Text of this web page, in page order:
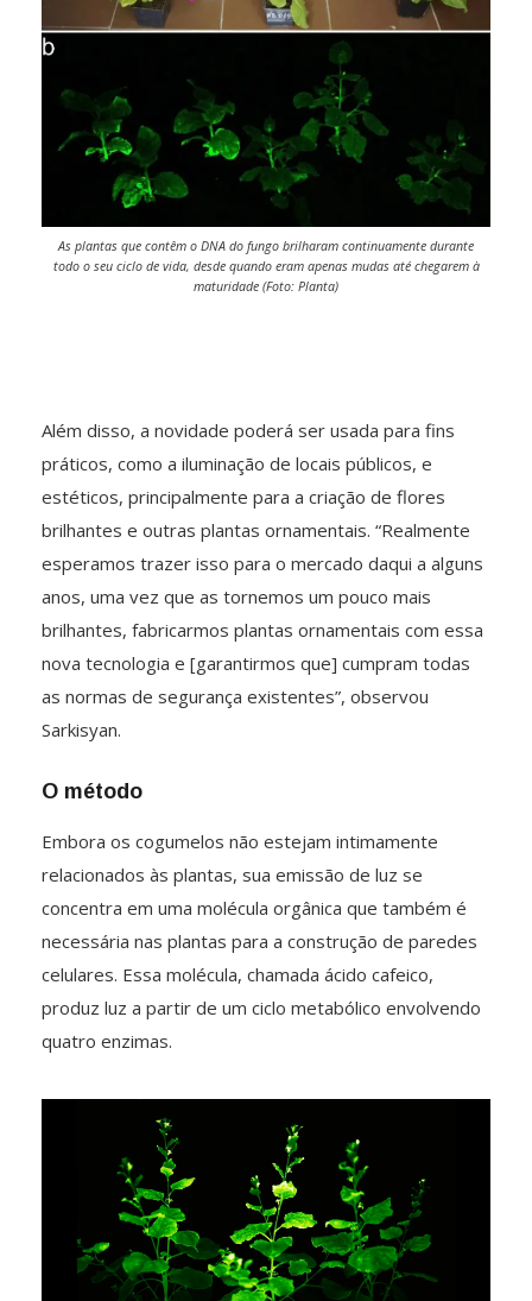
As plantas que contêm o DNA do fungo brilharam continuamente durante
todo o seu ciclo de vida, desde quando eram apenas mudas até chegarem à
maturidade (Foto: Planta)
Além disso, a novidade poderá ser usada para fins
práticos, como a iluminação de locais públicos, e
estéticos, principalmente para a criação de flores
brilhantes e outras plantas ornamentais. “Realmente
esperamos trazer isso para o mercado daqui a alguns
anos, uma vez que as tornemos um pouco mais
brilhantes, fabricarmos plantas ornamentais com essa
nova tecnologia e [garantirmos que] cumpram todas
as normas de segurança existentes”, observou
Sarkisyan.
O método
Embora os cogumelos não estejam intimamente
relacionados às plantas, sua emissão de luz se
concentra em uma molécula orgânica que também é
necessária nas plantas para a construção de paredes
celulares. Essa molécula, chamada ácido cafeico,
produz luz a partir de um ciclo metabólico envolvendo
quatro enzimas.